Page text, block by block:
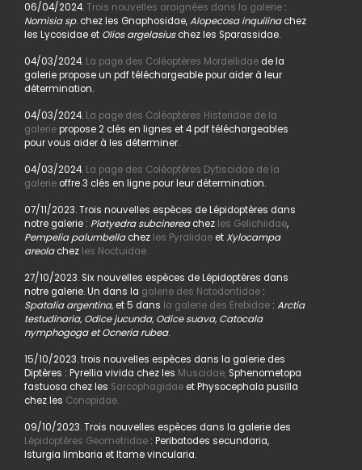
06/04/2024.Trois nouvelles araignées dans la galerie:
Nomisia sp. chez les Gnaphosidae,Alopecosa inquilinachez
les Lycosidae et Olios argelasiuschez les Sparassidae.
04/03/2024. La page des Coléoptères Mordellidaede la
galerie propose un pdf téléchargeable pour aider à leur
détermination.
04/03/2024. La page des Coléoptères Histeridae de la
galeriepropose 2 clés en lignes et 4 pdf téléchargeables
pour vous aider à les déterminer.
04/03/2024. La page des Coléoptères Dytiscidae de la
galerieoffre 3 clés en ligne pour leur détermination.
07/11/2023. Trois nouvelles espèces de Lépidoptères dans
notre galerie : Platyedra subcinereachez les Gelichiidae,
Pempelia palumbellachez les PyralidaeetXylocampa
areolachez les Noctuidae.
27/10/2023. Six nouvelles espèces de Lépidoptères dans
notre galerie. Un dans la galerie des Notodontidae:
Spatalia argentina, et 5 dans la galerie des Erebidae: Arctia
testudinaria, Odice jucunda, Odice suava, Catocala
nymphogoga et Ocneria rubea.
15/10/2023. trois nouvelles espèces dans la galerie des
Diptères : Pyrellia vivida chez les Muscidae,Sphenometopa
fastuosa chez les Sarcophagidaeet Physocephala pusilla
chez les Conopidae.
09/10/2023. Trois nouvelles espèces dans la galerie des
Lépidoptères Geometridae: Peribatodes secundaria,
Isturgia limbaria et Itame vincularia.